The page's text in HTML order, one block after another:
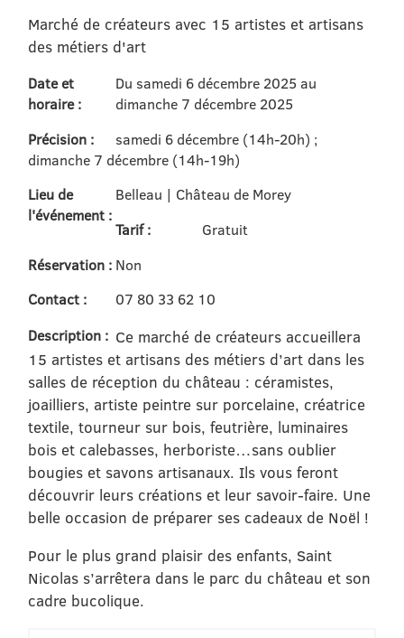
Marché de créateurs avec 15 artistes et artisans
des métiers d'art
Date et
horaire :
Du samedi 6 décembre 2025 au
dimanche 7 décembre 2025
Précision :
samedi 6 décembre (14h-20h) ;
dimanche 7 décembre (14h-19h)
Lieu de
l'événement :
Belleau | Château de Morey
Tarif :
Gratuit
Réservation : Non
Contact :
07 80 33 62 10
Description : Ce marché de créateurs accueillera
15 artistes et artisans des métiers d’art dans les
salles de réception du château : céramistes,
joailliers, artiste peintre sur porcelaine, créatrice
textile, tourneur sur bois, feutrière, luminaires
bois et calebasses, herboriste…sans oublier
bougies et savons artisanaux. Ils vous feront
découvrir leurs créations et leur savoir-faire. Une
belle occasion de préparer ses cadeaux de Noël !
Pour le plus grand plaisir des enfants, Saint
Nicolas s’arrêtera dans le parc du château et son
cadre bucolique.